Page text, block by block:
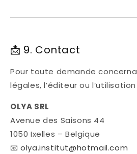
📩 9. Contact
Pour toute demande
légales, l’éditeur ou
OLYA SRL
Avenue des Saisons 44
1050 Ixelles – Belgique
📧olya.institut@hotmail.com